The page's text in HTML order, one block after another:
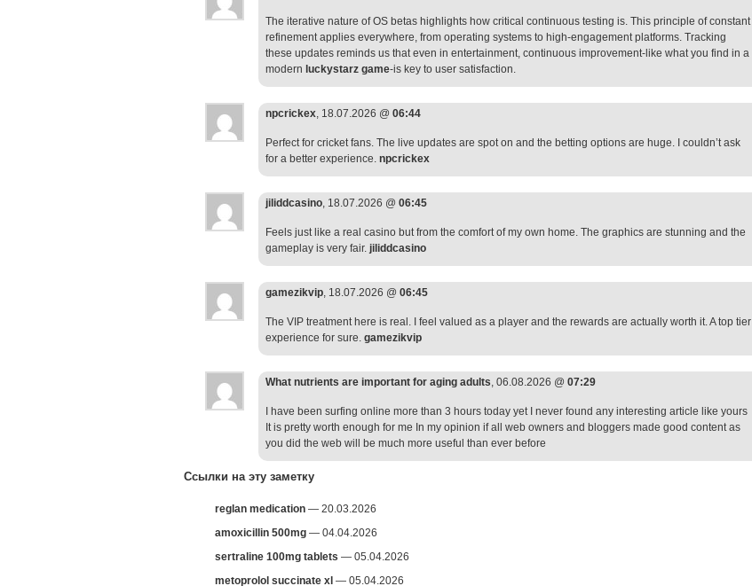
The iterative nature of OS betas highlights how critical continuous testing is. This principle of constant
refinement applies everywhere, from operating systems to high-engagement platforms. Tracking
these updates reminds us that even in entertainment, continuous improvement-like what you find in a
modern luckystarz game-is key to user satisfaction.
npcrickex, 18.07.2026 @ 06:44
Perfect for cricket fans. The live updates are spot on and the betting options are huge. I couldn’t ask
for a better experience. npcrickex
jiliddcasino, 18.07.2026 @ 06:45
Feels just like a real casino but from the comfort of my own home. The graphics are stunning and the
gameplay is very fair. jiliddcasino
gamezikvip, 18.07.2026 @ 06:45
The VIP treatment here is real. I feel valued as a player and the rewards are actually worth it. A top tier
experience for sure. gamezikvip
What nutrients are important for aging adults, 06.08.2026 @ 07:29
I have been surfing online more than 3 hours today yet I never found any interesting article like yours
It is pretty worth enough for me In my opinion if all web owners and bloggers made good content as
you did the web will be much more useful than ever before
Ссылки на эту заметку
reglan medication — 20.03.2026
amoxicillin 500mg — 04.04.2026
sertraline 100mg tablets — 05.04.2026
metoprolol succinate xl — 05.04.2026